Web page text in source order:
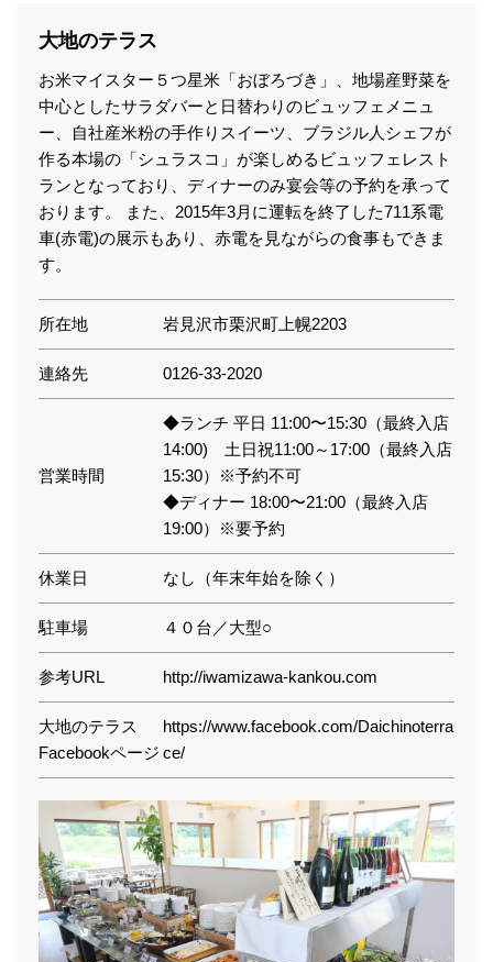
大地のテラス
お米マイスター５つ星米「おぼろづき」、地場産野菜を
中心としたサラダバーと日替わりのビュッフェメニュ
ー、自社産米粉の手作りスイーツ、ブラジル人シェフが
作る本場の「シュラスコ」が楽しめるビュッフェレスト
ランとなっており、ディナーのみ宴会等の予約を承って
おります。 また、2015年3月に運転を終了した711系電
車(赤電)の展示もあり、赤電を見ながらの食事もできま
す。
所在地 岩見沢市栗沢町上幌2203
連絡先 0126-33-2020
営業時間
◆ランチ 平日 11:00〜15:30（最終入店
14:00) 土日祝11:00～17:00（最終入店
15:30）※予約不可
◆ディナー 18:00〜21:00（最終入店
19:00）※要予約
休業日 なし（年末年始を除く）
駐車場 ４０台／大型○
参考URL http://iwamizawa-kankou.com
大地のテラス
Facebookページ
https://www.facebook.com/Daichinoterra
ce/